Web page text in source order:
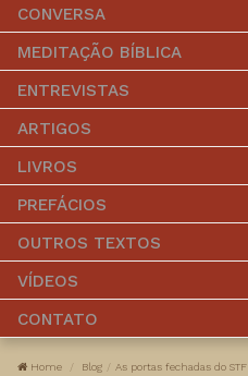
CONVERSA
MEDITAÇÃO BÍBLICA
ENTREVISTAS
ARTIGOS
LIVROS
PREFÁCIOS
OUTROS TEXTOS
VÍDEOS
CONTATO
Home Blog As portas fechadas do STF